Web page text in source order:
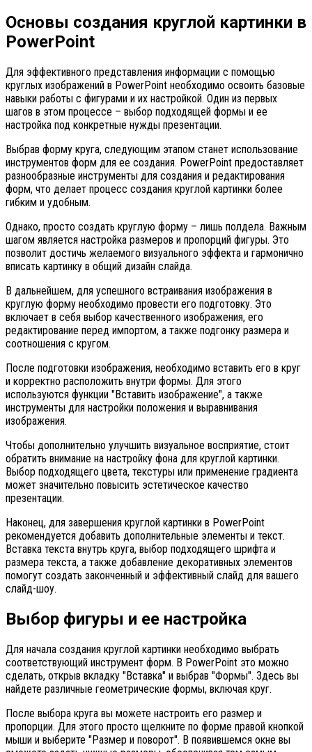
Основы создания круглой картинки в
PowerPoint
Для эффективного представления информации с помощью
круглых изображений в PowerPoint необходимо освоить базовые
навыки работы с фигурами и их настройкой. Один из первых
шагов в этом процессе – выбор подходящей формы и ее
настройка под конкретные нужды презентации.
Выбрав форму круга, следующим этапом станет использование
инструментов форм для ее создания. PowerPoint предоставляет
разнообразные инструменты для создания и редактирования
форм, что делает процесс создания круглой картинки более
гибким и удобным.
Однако, просто создать круглую форму – лишь полдела. Важным
шагом является настройка размеров и пропорций фигуры. Это
позволит достичь желаемого визуального эффекта и гармонично
вписать картинку в общий дизайн слайда.
В дальнейшем, для успешного встраивания изображения в
круглую форму необходимо провести его подготовку. Это
включает в себя выбор качественного изображения, его
редактирование перед импортом, а также подгонку размера и
соотношения с кругом.
После подготовки изображения, необходимо вставить его в круг
и корректно расположить внутри формы. Для этого
используются функции "Вставить изображение", а также
инструменты для настройки положения и выравнивания
изображения.
Чтобы дополнительно улучшить визуальное восприятие, стоит
обратить внимание на настройку фона для круглой картинки.
Выбор подходящего цвета, текстуры или применение градиента
может значительно повысить эстетическое качество
презентации.
Наконец, для завершения круглой картинки в PowerPoint
рекомендуется добавить дополнительные элементы и текст.
Вставка текста внутрь круга, выбор подходящего шрифта и
размера текста, а также добавление декоративных элементов
помогут создать законченный и эффективный слайд для вашего
слайд-шоу.
Выбор фигуры и ее настройка
Для начала создания круглой картинки необходимо выбрать
соответствующий инструмент форм. В PowerPoint это можно
сделать, открыв вкладку "Вставка" и выбрав "Формы". Здесь вы
найдете различные геометрические формы, включая круг.
После выбора круга вы можете настроить его размер и
пропорции. Для этого просто щелкните по форме правой кнопкой
мыши и выберите "Размер и поворот". В появившемся окне вы